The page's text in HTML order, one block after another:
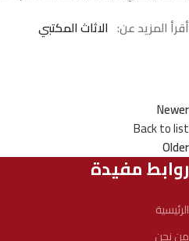
أقرأ المزيد عن: الاثاث المكتبي
Newer
Back to list
Older
روابط مفيدة
الرئيسية
من نحن